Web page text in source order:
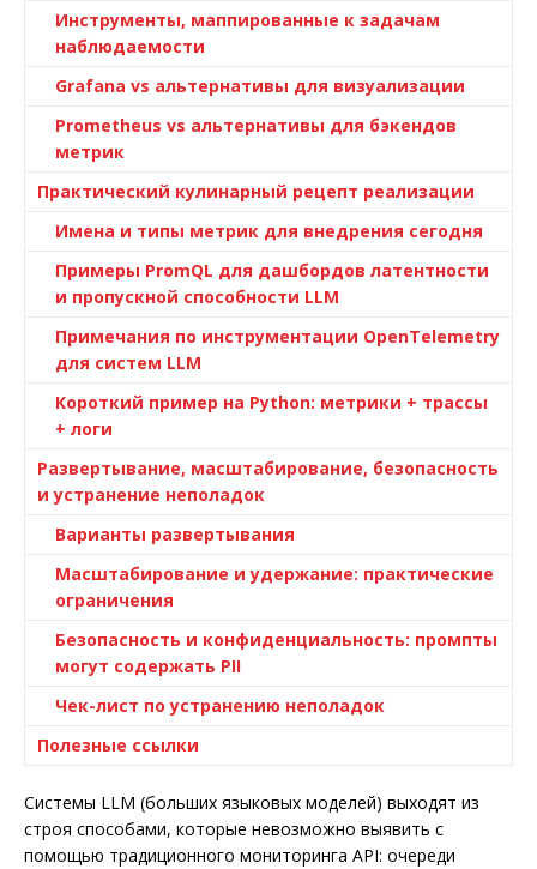
Инструменты, маппированные к задачам
наблюдаемости
Grafana vs альтернативы для визуализации
Prometheus vs альтернативы для бэкендов
метрик
Практический кулинарный рецепт реализации
Имена и типы метрик для внедрения сегодня
Примеры PromQL для дашбордов латентности
и пропускной способности LLM
Примечания по инструментации OpenTelemetry
для систем LLM
Короткий пример на Python: метрики + трассы
+ логи
Развертывание, масштабирование, безопасность
и устранение неполадок
Варианты развертывания
Масштабирование и удержание: практические
ограничения
Безопасность и конфиденциальность: промпты
могут содержать PII
Чек-лист по устранению неполадок
Полезные ссылки
Системы LLM (больших языковых моделей) выходят из
строя способами, которые невозможно выявить с
помощью традиционного мониторинга API: очереди